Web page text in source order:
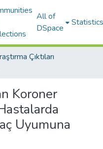
All of
DSpace
Statistics
Çıktıları
Koroner
Uyumuna